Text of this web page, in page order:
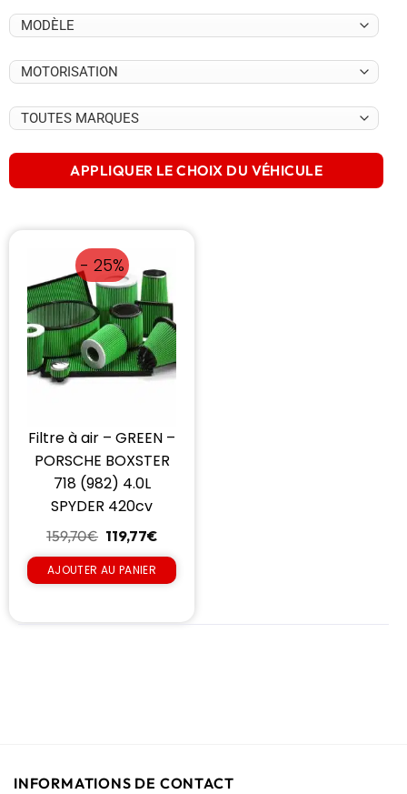
APPLIQUER LE CHOIX DU VÉHICULE
- 25%
Filtre à air – GREEN –
PORSCHE BOXSTER
718 (982) 4.0L
SPYDER 420cv
159,70€ 119,77€
AJOUTER AU PANIER
INFORMATIONS DE CONTACT